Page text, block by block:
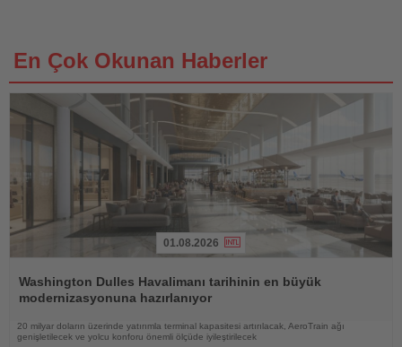
En Çok Okunan Haberler
Oku
01.08.2026
Washington Dulles Havalimanı tarihinin en büyük
modernizasyonuna hazırlanıyor
20 milyar doların üzerinde yatırımla terminal kapasitesi artırılacak, AeroTrain ağı
genişletilecek ve yolcu konforu önemli ölçüde iyileştirilecek